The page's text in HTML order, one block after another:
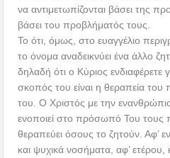
να αντιμετωπίζονται βάσει της
βάσει του προβλήματός τους.
Το ότι, όμως, στο ευαγγέλιο
το όνομα αναδεικνύει ένα άλλο
δηλαδή ότι ο Κύριος ενδιαφέρετε
σκοπός του είναι η θεραπεία
του. Ο Χριστός με την
ενοποιεί στο πρόσωπό Του τους
θεραπεύει όσους το ζητούν. Αφ’
και ψυχικά νοσήματα, αφ’ ετέρου,